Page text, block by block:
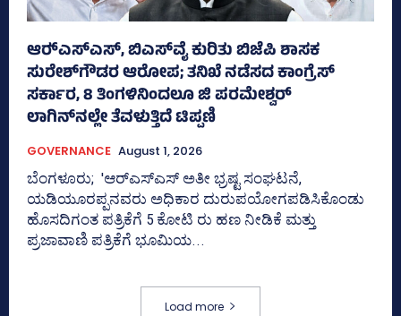
ಆರ್‍‌ಎಸ್‌ಎಸ್‌, ಬಿಎಸ್‌ವೈ ಕುರಿತು ಬಿಜೆಪಿ ಶಾಸಕ
ಸುರೇಶ್‌ಗೌಡರ ಆರೋಪ; ತನಿಖೆ ನಡೆಸದ ಕಾಂಗ್ರೆಸ್‌
ಸರ್ಕಾರ, 8 ತಿಂಗಳಿನಿಂದಲೂ ಜಿ ಪರಮೇಶ್ವರ್
ಲಾಗಿನ್‌ನಲ್ಲೇ ತೆವಳುತ್ತಿದೆ ಟಿಪ್ಪಣಿ
GOVERNANCE August 1, 2026
ಬೆಂಗಳೂರು; 'ಆರ್‍‌ಎಸ್‌ಎಸ್‌ ಅತೀ ಭ್ರಷ್ಟ ಸಂಘಟನೆ,
ಯಡಿಯೂರಪ್ಪನವರು ಅಧಿಕಾರ ದುರುಪಯೋಗಪಡಿಸಿಕೊಂಡು
ಹೊಸದಿಗಂತ ಪತ್ರಿಕೆಗೆ 5 ಕೋಟಿ ರು ಹಣ ನೀಡಿಕೆ ಮತ್ತು
ಪ್ರಜಾವಾಣಿ ಪತ್ರಿಕೆಗೆ ಭೂಮಿಯ...
Load more